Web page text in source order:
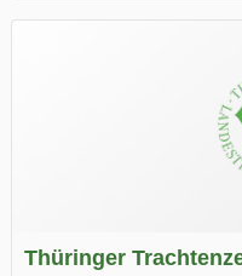
Wir wünschen Euch viel
Thüringer